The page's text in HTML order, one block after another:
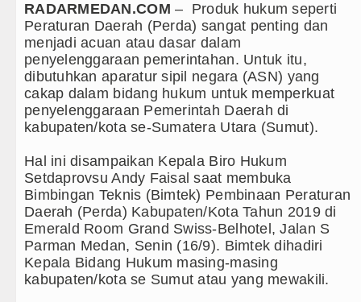
Siraman Rohani
11 Tarutung
Pascabencana di
WIB
RADARMEDAN.COM – Produk hukum seperti
Peraturan Daerah (Perda) sangat penting dan
menjadi acuan atau dasar dalam
penyelenggaraan pemerintahan. Untuk itu,
dibutuhkan aparatur sipil negara (ASN) yang
cakap dalam bidang hukum untuk memperkuat
penyelenggaraan Pemerintah Daerah di
kabupaten/kota se-Sumatera Utara (Sumut).
Hal ini disampaikan Kepala Biro Hukum
Setdaprovsu Andy Faisal saat membuka
Bimbingan Teknis (Bimtek) Pembinaan Peraturan
Daerah (Perda) Kabupaten/Kota Tahun 2019 di
Emerald Room Grand Swiss-Belhotel, Jalan S
Parman Medan, Senin (16/9). Bimtek dihadiri
Kepala Bidang Hukum masing-masing
kabupaten/kota se Sumut atau yang mewakili.